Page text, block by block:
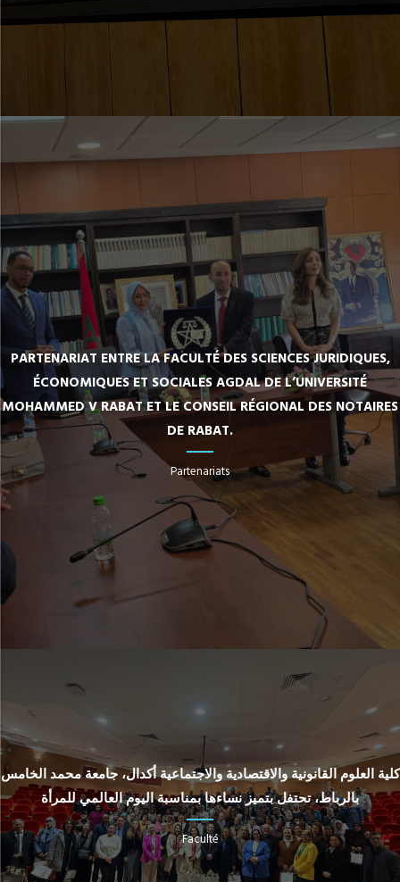
PARTENARIAT ENTRE LA FACULTÉ DES SCIENCES JURIDIQUES,
ÉCONOMIQUES ET SOCIALES AGDAL DE L’UNIVERSITÉ
MOHAMMED V RABAT ET LE CONSEIL RÉGIONAL DES NOTAIRES
DE RABAT.
Partenariats
كلية العلوم القانونية والاقتصادية والاجتماعية أكدال، جامعة محمد الخامس
بالرباط، تحتفل بتميز نساءها بمناسبة اليوم العالمي للمرأة
Faculté